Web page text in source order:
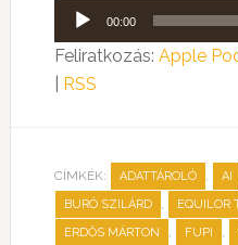
Audió
lejátszó
00:00
Feliratkozás: Apple
RSS
CÍMKÉK: ADATTÁROLÓ , AI
BURÓ SZILÁRD , EQUILOR
ERDŐS MÁRTON , FUPI ,